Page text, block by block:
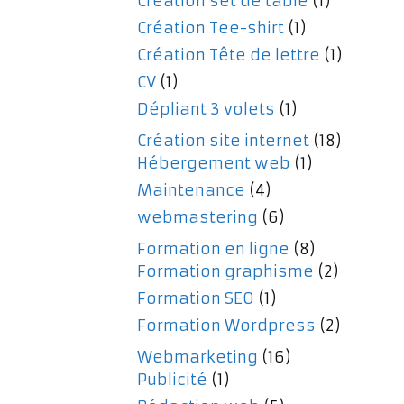
Création Tee-shirt (1)
Création Tête de lettre (1)
CV (1)
Dépliant 3 volets (1)
Création site internet (18)
Hébergement web (1)
Maintenance (4)
webmastering (6)
Formation en ligne (8)
Formation graphisme (2)
Formation SEO (1)
Formation Wordpress (2)
Webmarketing (16)
Publicité (1)